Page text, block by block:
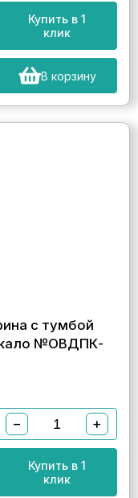
Купить в 1
клик
В корзину
с тумбой
№ОВДПК-
− +
Купить в 1
клик